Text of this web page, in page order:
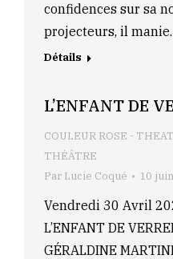
confidences sur sa
projecteurs, il
Détails
L’ENFANT DE
COULEUR ROSE -
THÉÂTRE
Par Lucie Coqué 10
Vendredi 30 Avril
L’ENFANT DE
GÉRALDINE